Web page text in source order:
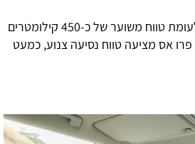
עד כאן הבשורות הטובות. הבשורה הפחות טובה היא שלעומת טווח משוער של כ-450 קילומטרים
שעה – גרסת פרו אס מציעה טווח נסיעה צנוע, כמעט